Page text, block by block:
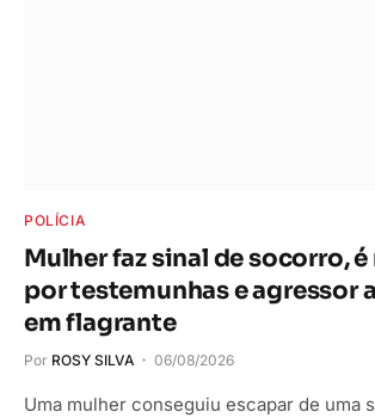
POLÍCIA
Mulher faz sinal de socorro,
por testemunhas e agressor
em flagrante
Por ROSY SILVA 06/08/2026
Uma mulher conseguiu escapar de uma